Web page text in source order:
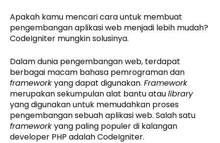
Apakah kamu mencari cara untuk membuat
pengembangan aplikasi web menjadi lebih mudah?
CodeIgniter mungkin solusinya.
Dalam dunia pengembangan web, terdapat
berbagai macam bahasa pemrograman dan
frameworkyang dapat digunakan. Framework
merupakan sekumpulan alat bantu ataulibrary
yang digunakan untuk memudahkan proses
pengembangan sebuah aplikasi web. Salah satu
frameworkyang paling populer di kalangan
developer PHP adalah CodeIgniter.